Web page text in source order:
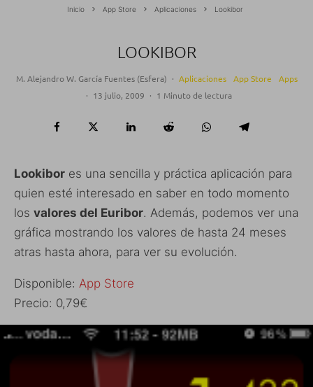
Inicio App Store Aplicaciones Lookibor
LOOKIBOR
M. Alejandro W. García Fuentes (Esfera) · Aplicaciones App Store
Apps
· 13 julio, 2009 · 1 Minuto de lectura
Lookibor es una sencilla y práctica aplicación para
quien esté interesado en saber en todo momento
los valores del Euribor. Además, podemos ver una
gráfica mostrando los valores de hasta 24 meses
atras hasta ahora, para ver su evolución.
Disponible: App Store
Precio: 0,79€